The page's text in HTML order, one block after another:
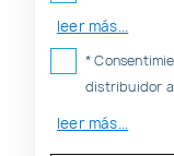
leer más...
*
distribuidor
leer más...